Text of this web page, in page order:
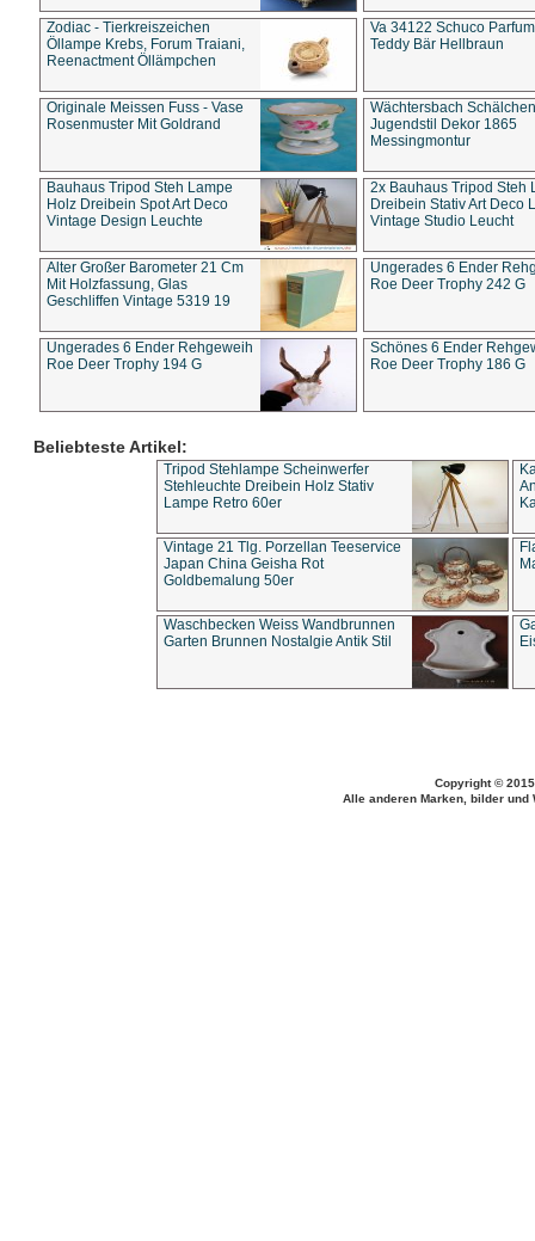
Zodiac - Tierkreiszeichen
Öllampe Krebs, Forum Traiani,
Reenactment Öllämpchen
Va 34122 Schuco
Teddy Bär Hellbraun
Originale Meissen Fuss - Vase
Rosenmuster Mit Goldrand
Wächtersbach Schälchen
Jugendstil Dekor 1865
Messingmontur
Bauhaus Tripod Steh Lampe
Holz Dreibein Spot Art Deco
Vintage Design Leuchte
2x Bauhaus Tripod Steh
Dreibein Stativ Art Deco
Vintage Studio Leucht
Alter Großer Barometer 21 Cm
Mit Holzfassung, Glas
Geschliffen Vintage 5319 19
Ungerades 6 Ender
Roe Deer Trophy 242 G
Ungerades 6 Ender Rehgeweih
Roe Deer Trophy 194 G
Schönes 6 Ender
Roe Deer Trophy 186 G
Beliebteste Artikel:
Tripod Stehlampe Scheinwerfer
Stehleuchte Dreibein Holz Stativ
Lampe Retro 60er
Vintage 21 Tlg. Porzellan Teeservice
Japan China Geisha Rot
Goldbemalung 50er
Waschbecken Weiss Wandbrunnen
Garten Brunnen Nostalgie Antik Stil
Copyright ©
Alle anderen Marken, bilder und